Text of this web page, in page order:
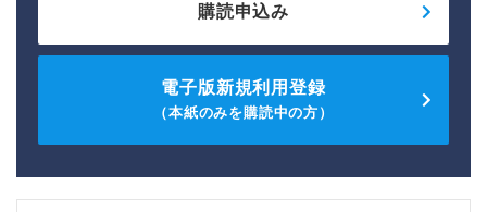
購読申込み
電子版新規利用登録
（本紙のみを購読中の方）